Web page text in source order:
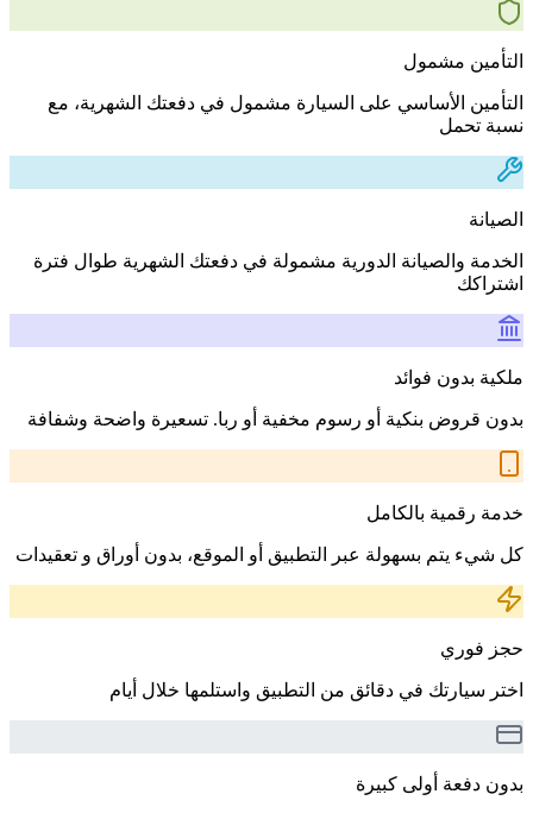
التأمين مشمول
التأمين الأساسي على السيارة مشمول في دفعتك الشهرية، مع
نسبة تحمل
الصيانة
الخدمة والصيانة الدورية مشمولة في دفعتك الشهرية طوال فترة
اشتراكك
ملكية بدون فوائد
بدون قروض بنكية أو رسوم مخفية أو ربا. تسعيرة واضحة وشفافة
خدمة رقمية بالكامل
كل شيء يتم بسهولة عبر التطبيق أو الموقع، بدون أوراق و تعقيدات
حجز فوري
اختر سيارتك في دقائق من التطبيق واستلمها خلال أيام
بدون دفعة أولى كبيرة